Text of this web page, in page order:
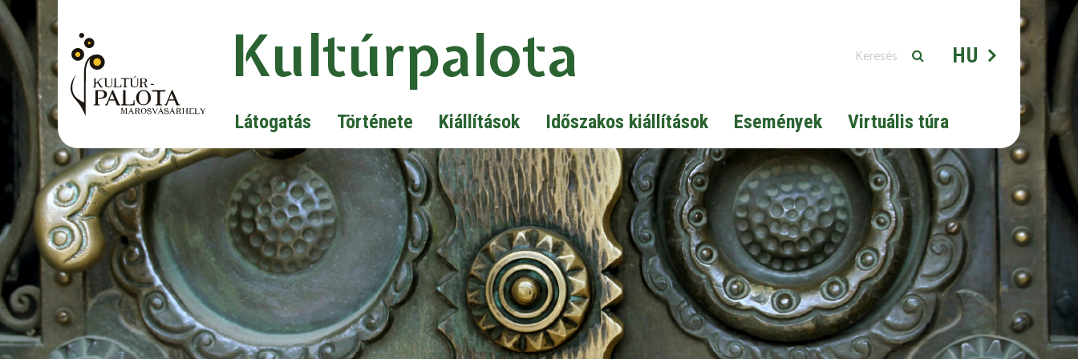
Kultúrpalota HU
Látogatás Története Kiállítások Időszakos kiállítások Események Virtuális túra